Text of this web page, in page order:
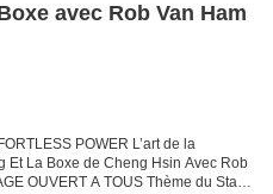
avec Rob Van Ham
POWER L’art de la
Et La Boxe de Cheng Hsin Avec Rob
OUVERT A TOUS Thème du Stage